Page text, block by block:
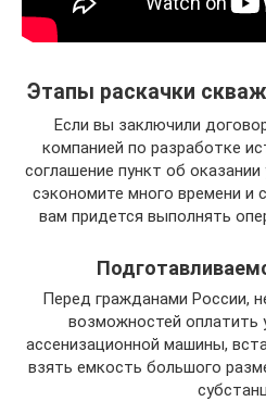
Этапы раскачки
Если вы заключили
компанией по разработке
соглашение пункт об
сэкономите много времени и
вам придется выполнять
Перед гражданами России,
возможностей оплатить
ассенизационной машины,
взять емкость большого